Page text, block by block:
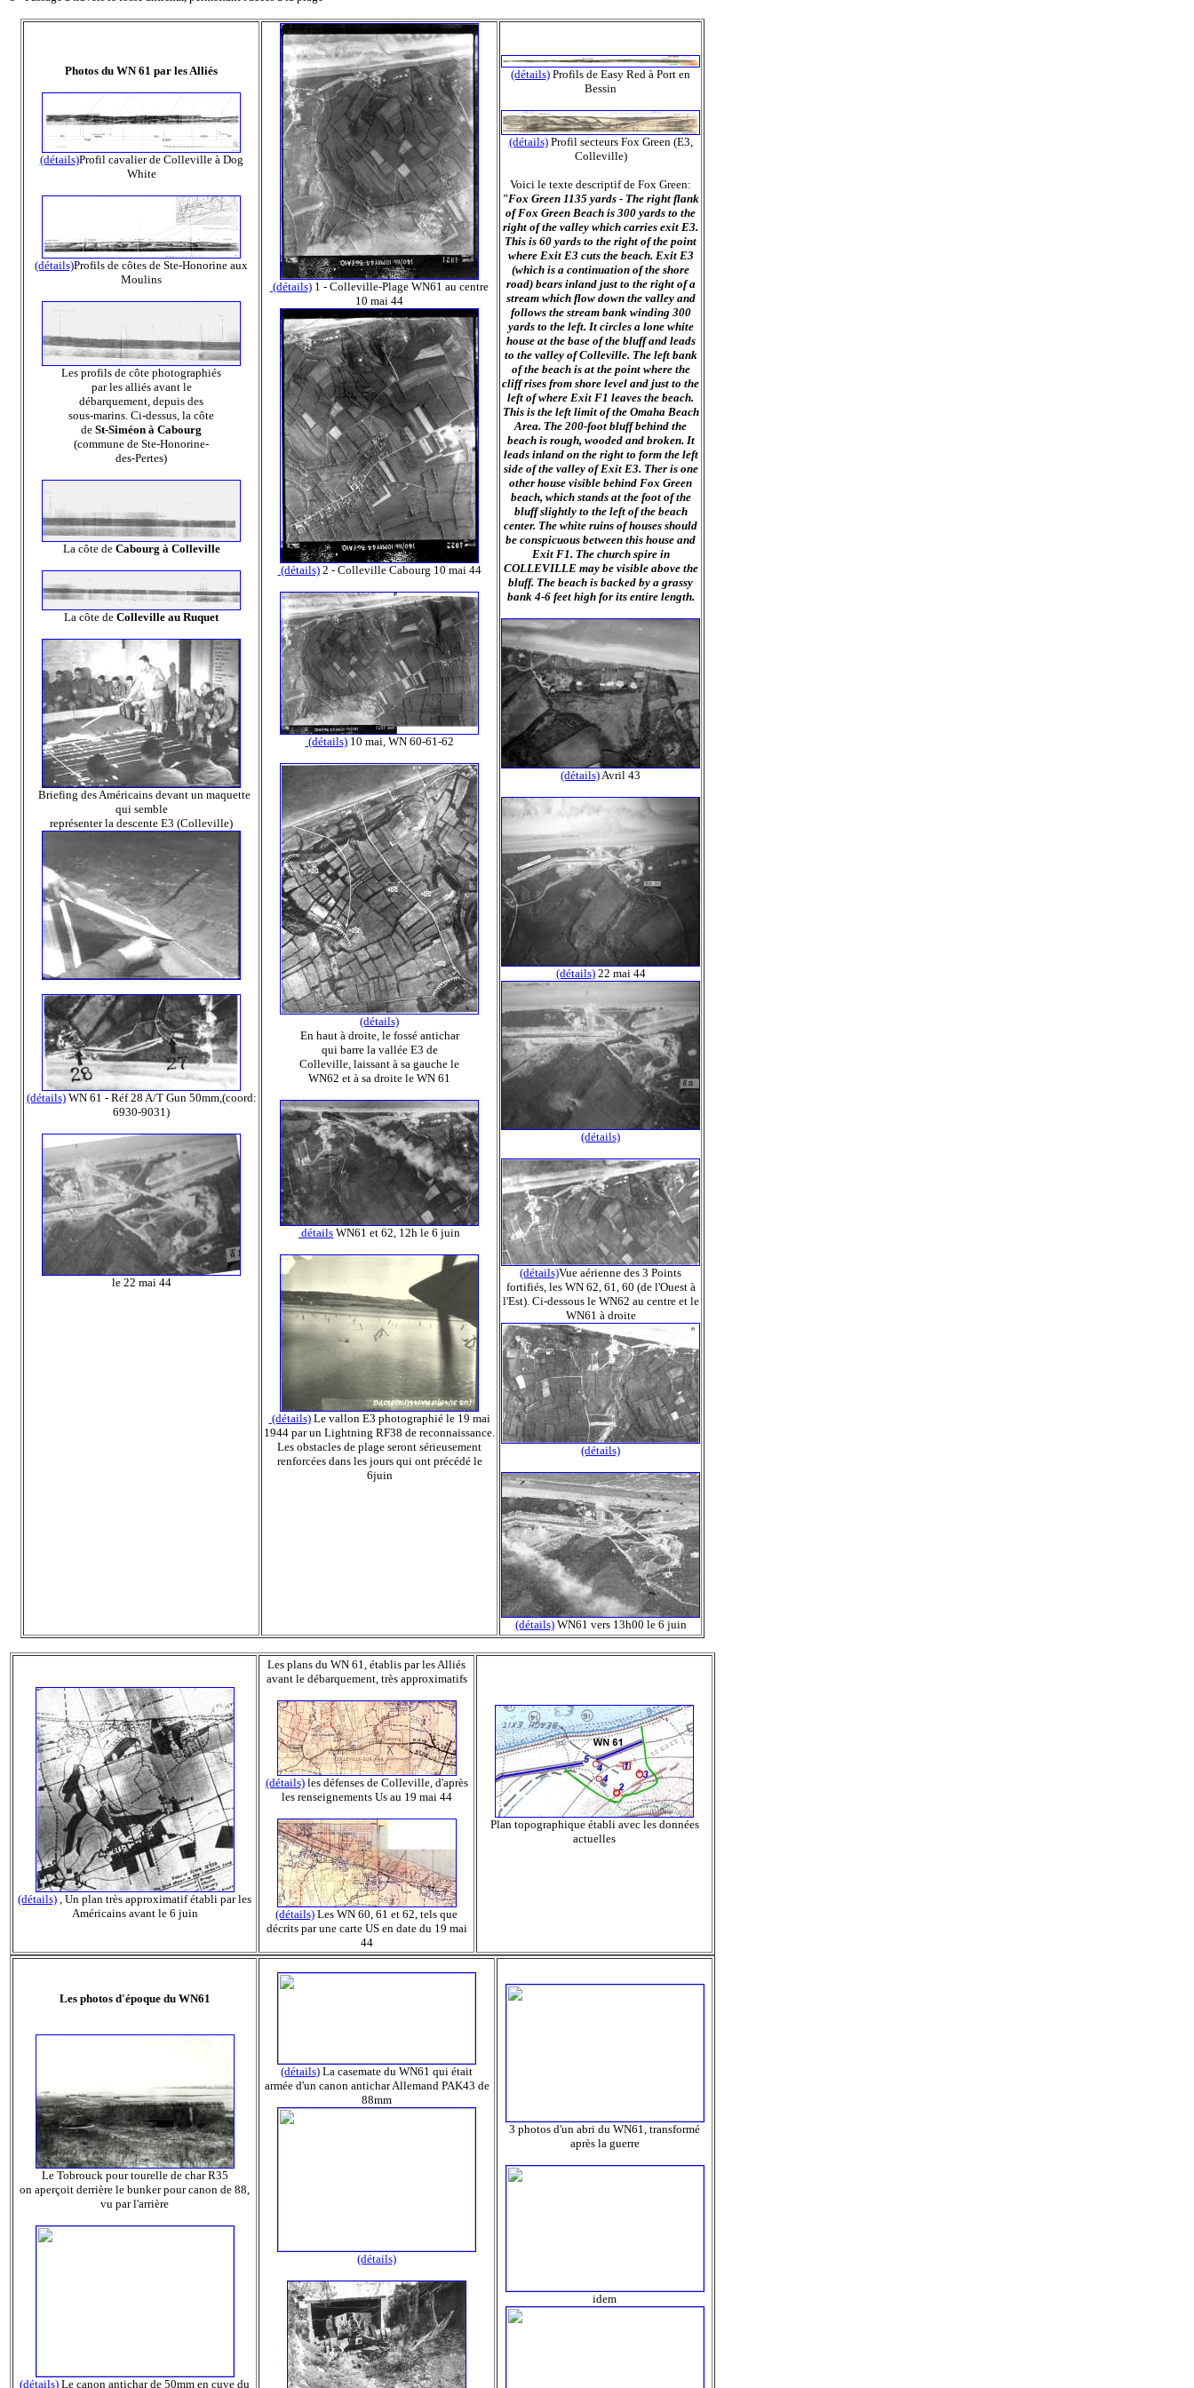
Photos du WN 61 par les Alliés
(détails)Profil cavalier de Colleville à Dog
White
(détails)Profils de côtes de Ste-Honorine aux
Moulins
Les profils de côte photographiés
par les alliés avant le
débarquement, depuis des
sous-marins. Ci-dessus, la côte
de St-Siméon à Cabourg
(commune de Ste-Honorine-
des-Pertes)
La côte de Cabourg à Colleville
La côte de Colleville au Ruquet
Briefing des Américains devant un maquette
qui semble
représenter la descente E3 (Colleville)
(détails)WN 61 - Réf 28 A/T Gun 50mm,(coord:
6930-9031)
le 22 mai 44
(détails) 1 - Colleville-Plage WN61 au centre
10 mai 44
(détails)2 - Colleville Cabourg 10 mai 44
(détails)10 mai, WN 60-61-62
(détails)
En haut à droite, le fossé antichar
qui barre la vallée E3 de
Colleville, laissant à sa gauche le
WN62 et à sa droite le WN 61
détails WN61 et 62, 12h le 6 juin
(détails)Le vallon E3 photographié le 19 mai
1944 par un Lightning RF38 de reconnaissance.
Les obstacles de plage seront sérieusement
renforcées dans les jours qui ont précédé le
6juin
(détails) Profils de Easy Red à Port en
Bessin
(détails)Profil secteurs Fox Green (E3,
Colleville)
Voici le texte descriptif de Fox Green:
"Fox Green 1135 yards - The right flank
of Fox Green Beach is 300 yards to the
right of the valley which carries exit E3.
This is 60 yards to the right of the point
where Exit E3 cuts the beach. Exit E3
(which is a continuation of the shore
road) bears inland just to the right of a
stream which flow down the valley and
follows the stream bank winding 300
yards to the left. It circles a lone white
house at the base of the bluff and leads
to the valley of Colleville. The left bank
of the beach is at the point where the
cliff rises from shore level and just to the
left of where Exit F1 leaves the beach.
This is the left limit of the Omaha Beach
Area. The 200-foot bluff behind the
beach is rough, wooded and broken. It
leads inland on the right to form the left
side of the valley of Exit E3. Ther is one
other house visible behind Fox Green
beach, which stands at the foot of the
bluff slightly to the left of the beach
center. The white ruins of houses should
be conspicuous between this house and
Exit F1. The church spire in
COLLEVILLE may be visible above the
bluff. The beach is backed by a grassy
bank 4-6 feet high for its entire length.
(détails)Avril 43
(détails)22 mai 44
(détails)
(détails)Vue aérienne des 3 Points
fortifiés, les WN 62, 61, 60 (de l'Ouest à
l'Est). Ci-dessous le WN62 au centre et le
WN61 à droite
(détails)
(détails)WN61 vers 13h00 le 6 juin
(détails) , Un plan très approximatif établi par les
Américains avant le 6 juin
Les plans du WN 61, établis par les Alliés
avant le débarquement, très approximatifs
(détails)les défenses de Colleville, d'après
les renseignements Us au 19 mai 44
(détails) Les WN 60, 61 et 62, tels que
décrits par une carte US en date du 19 mai
44
Plan topographique établi avec les données
actuelles
Les photos d'époque du WN61
Le Tobrouck pour tourelle de char R35
on aperçoit derrière le bunker pour canon de 88,
vu par l'arrière
(détails) Le canon antichar de 50mm en cuve du
(détails) La casemate du WN61 qui était
armée d'un canon antichar Allemand PAK43 de
88mm
(détails)
3 photos d'un abri du WN61, transformé
après la guerre
idem